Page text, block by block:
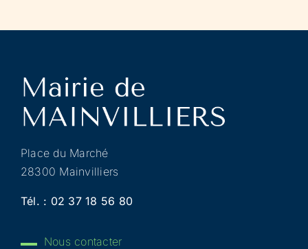
Place du Marché
28300 Mainvilliers
Tél. : 02 37 18 56 80
Nous contacter